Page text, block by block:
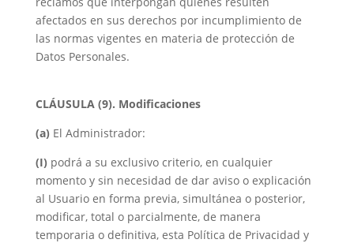
afectados en sus derechos por incumplimiento de
las normas vigentes en materia de protección de
Datos Personales.
CLÁUSULA (9). Modificaciones
(a) El Administrador:
(I) podrá a su exclusivo criterio, en cualquier
momento y sin necesidad de dar aviso o explicación
al Usuario en forma previa, simultánea o posterior,
modificar, total o parcialmente, de manera
temporaria o definitiva, esta Política de Privacidad y